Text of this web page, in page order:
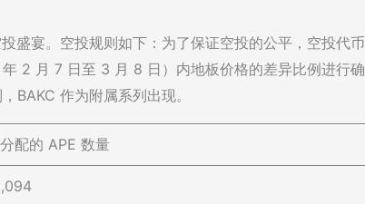
盛宴。空投规则如下：为了保证空投的公平，空投代币
2 月 7 日至 3 月 8 日）内地板价格的差异比例进行确
BAKC 作为附属系列出现。
配的 APE 数量